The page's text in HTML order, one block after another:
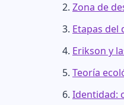
Zona de
Etapas del
Erikson y
Teoría
Identidad: